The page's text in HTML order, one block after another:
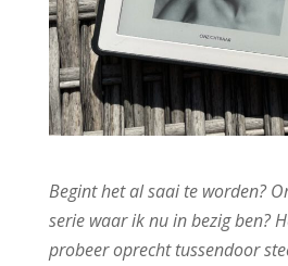
Begint het al saai te worden?
serie waar ik nu in bezig ben?
probeer oprecht tussendoor